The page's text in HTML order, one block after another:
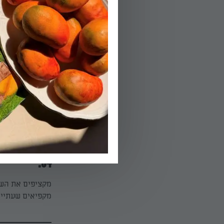
המיועדים
ליצירת צינור בעובי
03.
ויבשות. מצננים.
הפעלת טיימר
04.
מקציפים את
מקפיאים